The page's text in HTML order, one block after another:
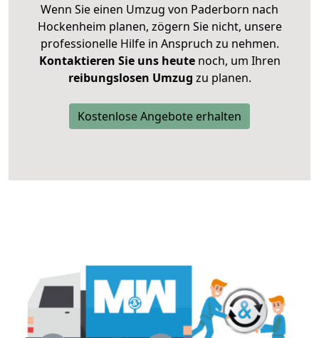
Wenn Sie einen Umzug von Paderborn nach
Hockenheim planen, zögern Sie nicht, unsere
professionelle Hilfe in Anspruch zu nehmen.
Kontaktieren Sie uns heutenoch, um Ihren
reibungslosen Umzug zu planen.
Kostenlose Angebote erhalten